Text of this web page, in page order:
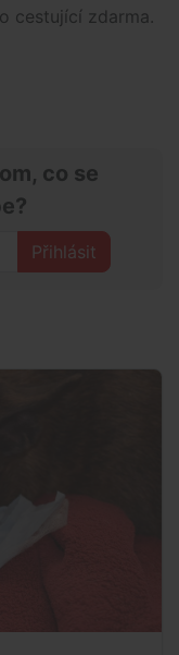
cestující zdarma.
co se
Přihlásit